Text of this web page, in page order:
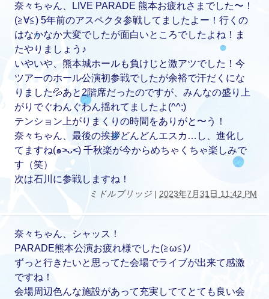
奈々ちゃん、LIVE PARADE 熊本お疲れさまでした〜！
(≧∀≦) 5年前のアスペクタ参戦してましたよー！行くの
はなかなか大変でしたが面白いところでしたよね！ま
たやりましょう♪
いやいや、熊本城ホールも負けじと激アツでした！今
ツアーのホール公演初参戦でしたが余裕で汗だくにな
りました💦あと2階席だったのですが、みんなの盛り上
がりでぐわんぐわん揺れてましたよ(^^;)
テンション上がりまくりの時間をありがと〜う！
奈々ちゃん、最後の挨拶どんどんエスカ…し、進化し
てますね(๑˃̵ᴗ˂̵) 千秋楽が今からめちゃくちゃ楽しみで
す（笑）
次は石川に参戦しますね！
ミドルブリッジ | 2023年7月31日 11:42 PM
奈々ちゃん、シャッス！
PARADE熊本公演お疲れ様でした(≧ω≦)ﾉ
ずっと行きたいと思ってた会場でライブが出来て感激
ですね！
会場周辺色んな施設があって充実しててとても良い会